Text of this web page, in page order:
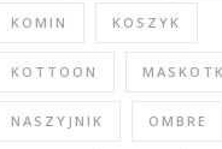
KOMIN KOSZYK
KOTTOON
NASZYJNIK OMBRE